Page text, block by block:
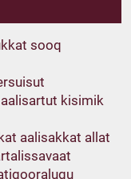
sooq
kisimik
aalisakkat allat